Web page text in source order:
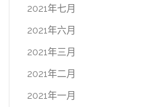
2021年七月
2021年六月
2021年三月
2021年二月
2021年一月